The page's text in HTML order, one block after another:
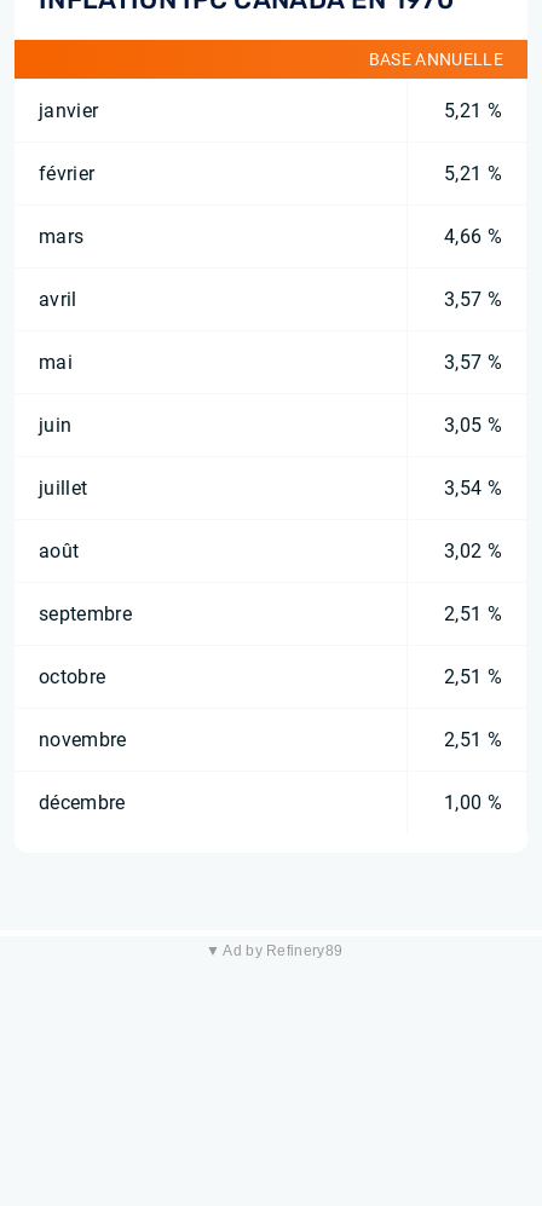
BASE ANNUELLE
janvier 5,21 %
février 5,21 %
mars 4,66 %
avril 3,57 %
mai 3,57 %
juin 3,05 %
juillet 3,54 %
août 3,02 %
septembre 2,51 %
octobre 2,51 %
novembre 2,51 %
décembre 1,00 %
▼ Ad by Refinery89